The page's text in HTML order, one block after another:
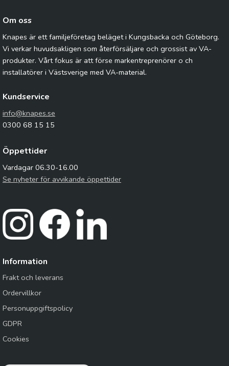
Om oss
Knapes är ett familjeföretag beläget i Kungsbacka och Göteborg.
Vi verkar huvudsakligen som återförsäljare och grossist av VA-
produkter. Vårt fokus är att förse markentreprenörer o ch
installatörer i Västsverige med VA-material.
Kundservice
info@knapes.se
0300 68 15 15
Öppettider
Vardagar 06.30-16.00
Se nyheter för avvikande öppettider
Information
Frakt och leverans
Ordervillkor
Personuppgiftspolicy
GDPR
Cookies